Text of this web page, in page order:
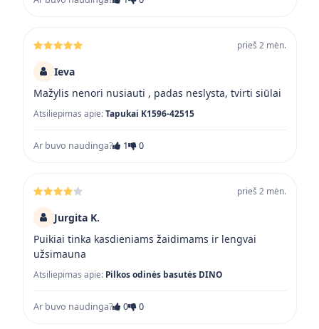
prieš 2 mėn.
Ieva
Mažylis nenori nusiauti , padas neslysta, tvirti siūlai
Atsiliepimas apie:Tapukai K1596-42515
Ar buvo naudinga? 1 0
prieš 2 mėn.
Jurgita K.
Puikiai tinka kasdieniams žaidimams ir lengvai
užsimauna
Atsiliepimas apie: Pilkos odinės basutės DINO
Ar buvo naudinga? 0 0